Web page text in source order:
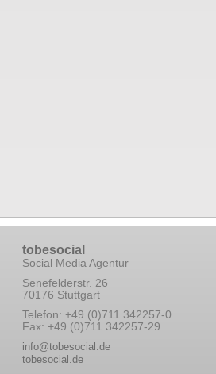
tobesocial
Social Media Agentur
Senefelderstr. 26
70176 Stuttgart
Telefon: +49 (0)711 342257-0
Fax: +49 (0)711 342257-29
info@tobesocial.de
tobesocial.de